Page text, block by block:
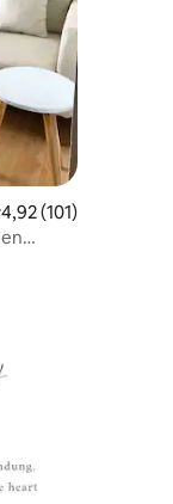
arvio
4,92 (101)